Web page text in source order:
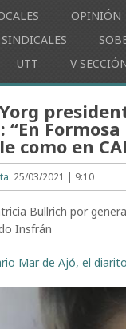
OPINIÓN
SINDICALES
UTT V
“En
como en
25/03/2021 | 9:10
Bullrich por
Insfrán
Mar de Ajó, el